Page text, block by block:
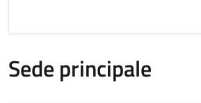
Sede principale